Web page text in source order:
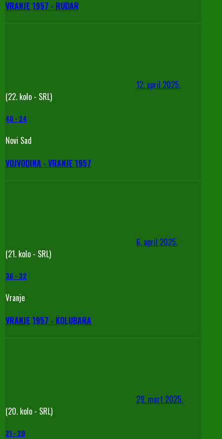
VRANJE 1957 - RUDAR
12. april 2025.
(22. kolo - SRL)
40 - 24
Novi Sad
VOJVODINA - VRANJE 1957
6. april 2025.
(21. kolo - SRL)
36 - 32
Vranje
VRANJE 1957 - KOLUBARA
29. mart 2025.
(20. kolo - SRL)
21 - 20